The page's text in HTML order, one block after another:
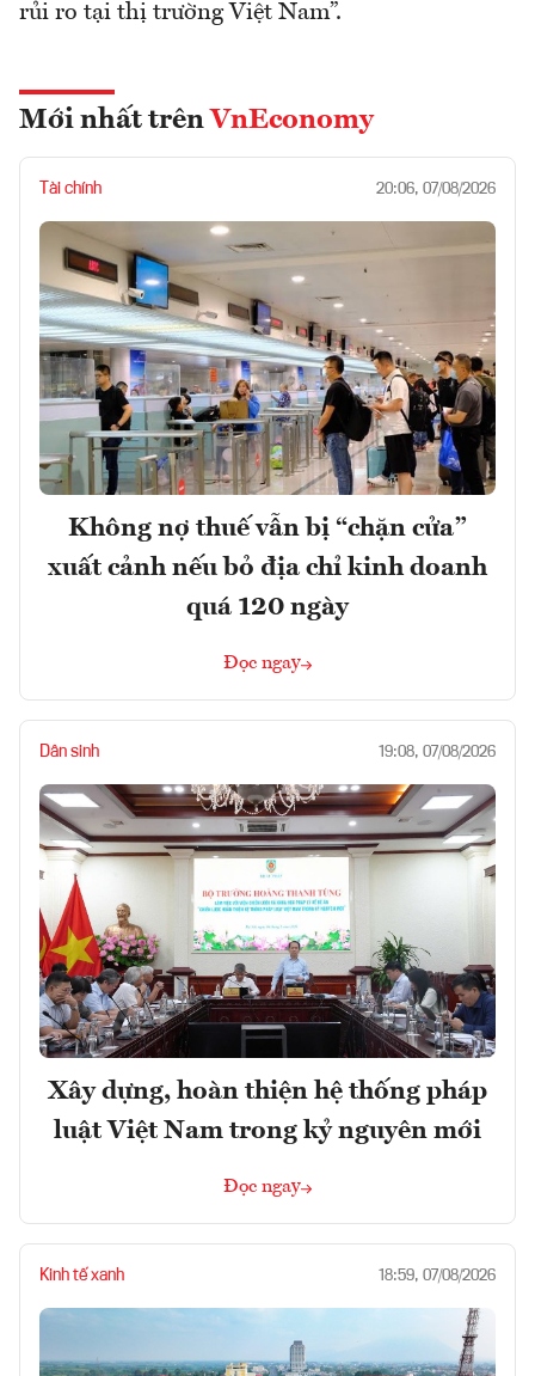
rủi ro tại thị trường Việt Nam”.
Mới nhất trên VnEconomy
Tài chính 20:06, 07/08/2026
Không nợ thuế vẫn bị “chặn cửa”
xuất cảnh nếu bỏ địa chỉ kinh doanh
quá 120 ngày
Đọc ngay
Dân sinh 19:08, 07/08/2026
Xây dựng, hoàn thiện hệ thống pháp
luật Việt Nam trong kỷ nguyên mới
Đọc ngay
Kinh tế xanh 18:59, 07/08/2026